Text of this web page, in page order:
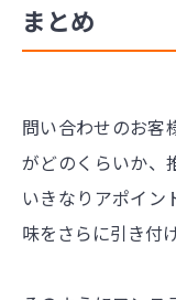
まとめ
問い合わせのお客
がどのくらいか、
いきなりアポイン
味をさらに引き付